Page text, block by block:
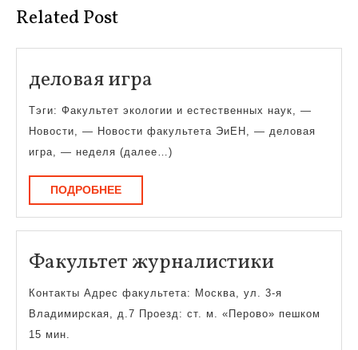
Related Post
деловая игра
игра
Тэги: Факультет экологии и естественных наук, —
Новости, — Новости факультета ЭиЕН, — деловая
игра, — неделя (далее…)
ПОДРОБНЕЕПОДРОБНЕЕ
Факультет журналистики
Контакты Адрес факультета: Москва, ул. 3-я
Владимирская, д.7 Проезд: ст. м. «Перово» пешком
15 мин.